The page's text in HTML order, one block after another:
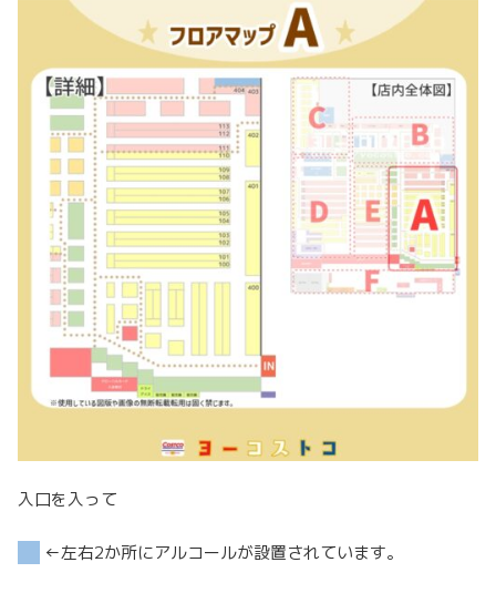
入口を入って
←左右2か所にアルコールが設置されています。